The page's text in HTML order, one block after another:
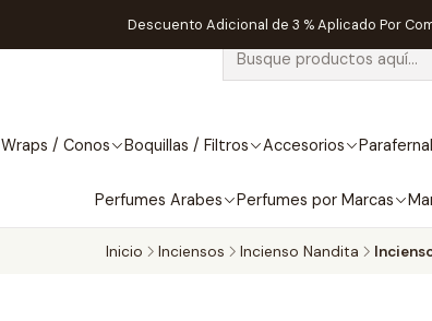
Wraps / Conos Boquillas / Filtros Accesorios
Perfumes Arabes Perfumes por Marcas
Descuento Adicional de 3 % Aplicado Por
Inicio Inciensos Incienso Nandita